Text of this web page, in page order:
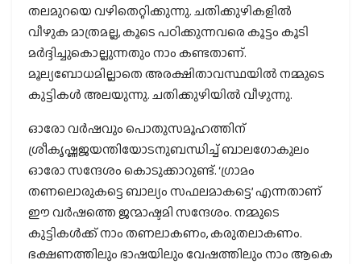
തലമുറയെ വഴിതെറ്റിക്കുന്നു. ചതിക്കുഴികളിൽ
വീഴുക മാത്രമല്ല, കൂടെ പഠിക്കുന്നവരെ കൂട്ടം കൂടി
മർദ്ദിച്ചുകൊല്ലുന്നതും നാം കണ്ടതാണ്.
മൂല്യബോധമില്ലാതെ അരക്ഷിതാവസ്ഥയിൽ നമ്മുടെ
കുട്ടികൾ അലയുന്നു. ചതിക്കുഴിയിൽ വീഴുന്നു.
ഓരോ വർഷവും പൊതുസമൂഹത്തിന്
ശ്രീകൃഷ്ണജയന്തിയോടനുബന്ധിച്ച് ബാലഗോകുലം
ഓരോ സന്ദേശം കൊടുക്കാറുണ്ട്. ‘ഗ്രാമം
തണലൊരുകട്ടെ ബാല്യം സഫലമാകട്ടെ’ എന്നതാണ്
ഈ വർഷത്തെ ജന്മാഷ്ടമി സന്ദേശം. നമ്മുടെ
കുട്ടികൾക്ക് നാം തണലാകണം, കരുതലാകണം.
ഭക്ഷണത്തിലും ഭാഷയിലും വേഷത്തിലും നാം ആകെ